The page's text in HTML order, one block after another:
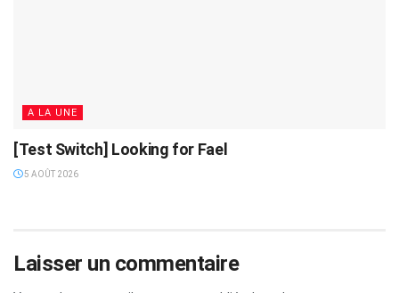
A LA UNE
[Test Switch] Looking for Fael
5 AOÛT 2026
Laisser un commentaire